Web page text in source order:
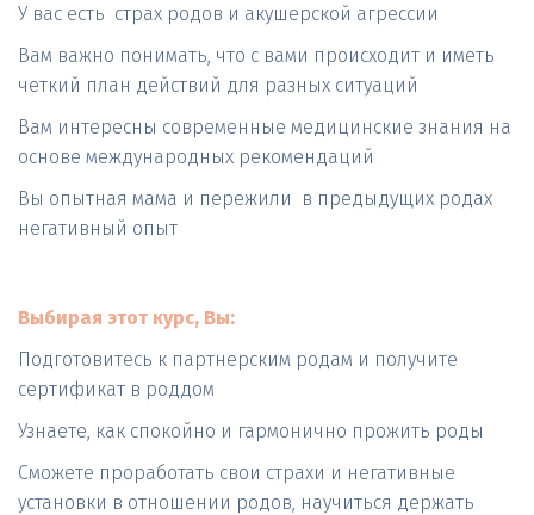
У вас есть  страх родов и акушерской агрессии
Вам важно понимать, что с вами происходит и иметь
четкий план действий для разных ситуаций
Вам интересны современные медицинские знания на
основе международных рекомендаций
Вы опытная мама и пережили  в предыдущих родах
негативный опыт
Выбирая этот курс, Вы:
Подготовитесь к партнерским родам и получите
сертификат в роддом
Узнаете, как спокойно и гармонично прожить роды
Сможете проработать свои страхи и негативные
установки в отношении родов, научиться держать